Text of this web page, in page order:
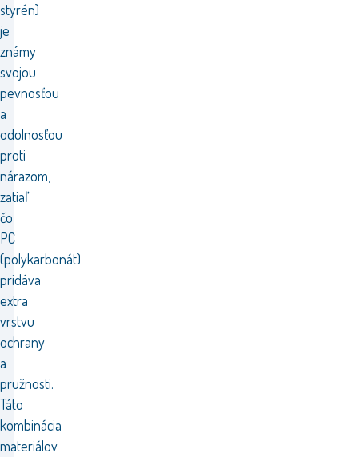
styrén)
je
známy
svojou
pevnosťou
a
odolnosťou
proti
nárazom,
zatiaľ
čo
PC
(polykarbonát)
pridáva
extra
vrstvu
ochrany
a
pružnosti.
Táto
kombinácia
materiálov